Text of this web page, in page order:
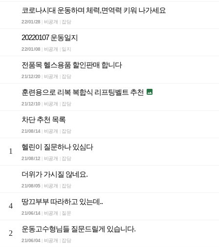
코로나시대 운동하며 체력,면역력 키워 나가세요
22/01/28 비공개 잡담
20220107 운동일지
22/01/08 비공개 일지
전품목 헬스용품 할인판매 합니다
21/12/20 비공개 잡담
훈련용으로 리복 복합식 리프팅벨트 추천 
21/12/10 비공개 잡담
차단 추천 목록
21/08/14| 비공개 잡담
1
헬린이 질문하나 있심다
21/08/12 비공개 잡담
더위가 가시질 않네요.
21/08/05| 비공개 잡담
4
땅끄부부 따라하고 있는데..
21/06/14| 비공개 질문
2
운동고수형님들 질문드릴게 있습니다.
21/06/04| 비공개 잡담